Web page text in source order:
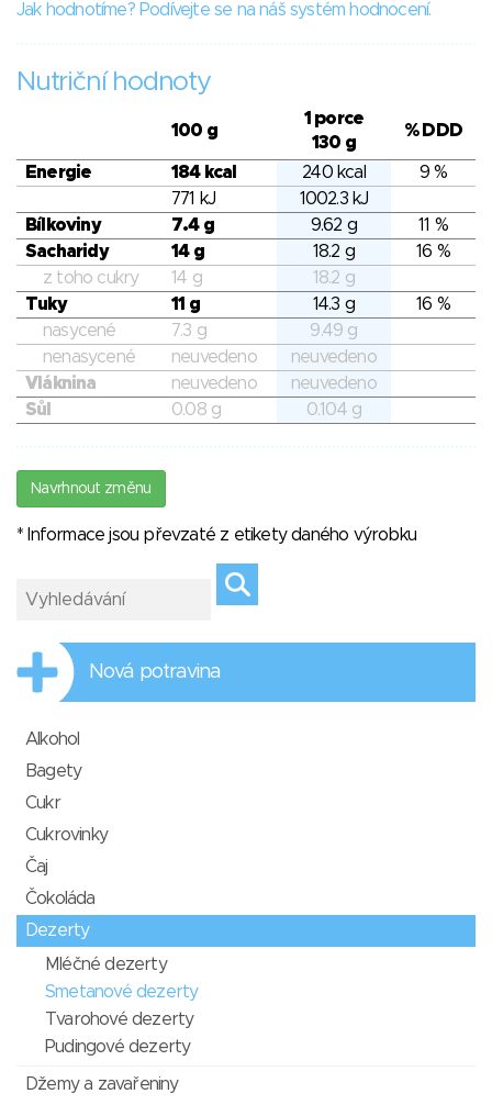
Jak hodnotíme? Podívejte se na náš systém hodnocení.
Nutriční hodnoty
100 g
1 porce
130 g
% DDD
Energie 184 kcal 240 kcal
9 %
771 kJ
1002.3 kJ
Bílkoviny
7.4 g 9.62 g
11 %
Sacharidy
14 g 18.2 g
16 %
z toho cukry
14 g
18.2 g
Tuky
11 g 14.3 g
16 %
nasycené
7.3 g
9.49 g
nenasycené
neuvedeno
neuvedeno
Vláknina
neuvedeno
neuvedeno
Sůl
0.08 g 0.104 g
Navrhnout změnu
* Informace jsou převzaté z etikety daného výrobku
Nová potravina
Alkohol
Bagety
Cukr
Cukrovinky
Čaj
Čokoláda
Dezerty
Mléčné dezerty
Smetanové dezerty
Tvarohové dezerty
Pudingové dezerty
Džemy a zavařeniny